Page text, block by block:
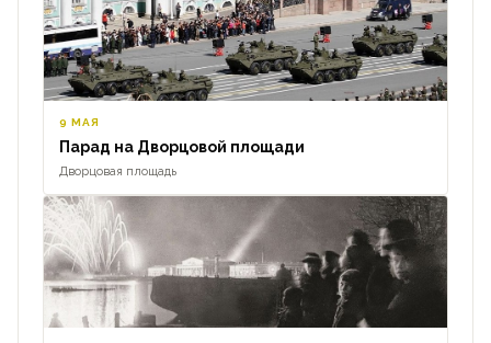
9 МАЯ
Парад на Дворцовой площади
Дворцовая площадь